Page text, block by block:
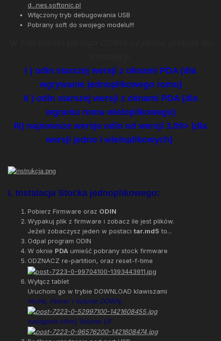
d...nes.softonic.pl
Włączony tryb debugowania USB
Pobrany soft do swojego modelu!!!
I ) odin starszej wersji z oknami PDA (dla
wgrywanie jednoplikowego romu)
II ) odin starszej wersji z oknami PDA (dla
wgraniu romu wieloplikowego)
III) najnowsze wersje odin od wersji 3.09> (dla
wersji jedno i wieloplikowych)
I. Instalacja Stocka jednoplikowego:
Pobierz Firmware oraz ODIN
Wypakuj plik z firmware i zobacz ile jest plików.
Jeżeli zobaczysz jeden w postaci tar.md5 to...
Odpal program ODIN
W oknie PDA umieść pobrany stock firmware
ODZNACZ re-partition, oraz reset-f-time
Wyłącz tablet
Uruchom go w trybie DOWNLOAD klawiszami
Home, Power i Volume DOWN,
następnie kliknij Volume UP